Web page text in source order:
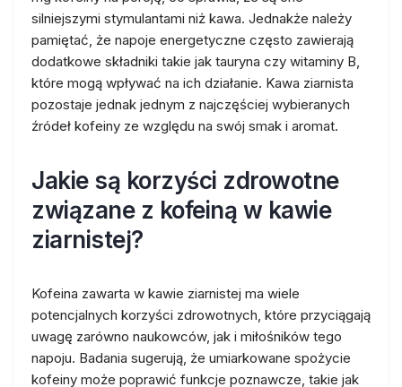
silniejszymi stymulantami niż kawa. Jednakże należy
pamiętać, że napoje energetyczne często zawierają
dodatkowe składniki takie jak tauryna czy witaminy B,
które mogą wpływać na ich działanie. Kawa ziarnista
pozostaje jednak jednym z najczęściej wybieranych
źródeł kofeiny ze względu na swój smak i aromat.
Jakie są korzyści zdrowotne
związane z kofeiną w kawie
ziarnistej?
Kofeina zawarta w kawie ziarnistej ma wiele
potencjalnych korzyści zdrowotnych, które przyciągają
uwagę zarówno naukowców, jak i miłośników tego
napoju. Badania sugerują, że umiarkowane spożycie
kofeiny może poprawić funkcje poznawcze, takie jak